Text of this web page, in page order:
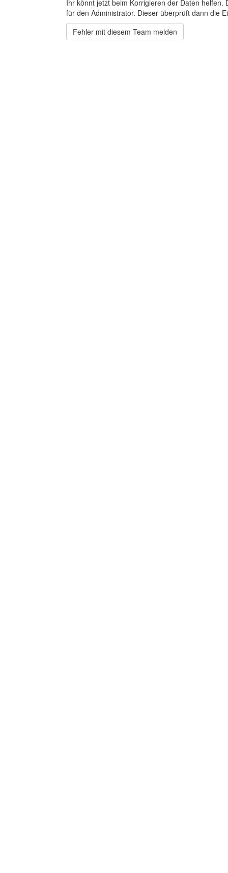
Ihr könnt jetzt beim Korrigieren der Daten
für den Administrator. Dieser überprüft dann die
Fehler mit diesem Team melden